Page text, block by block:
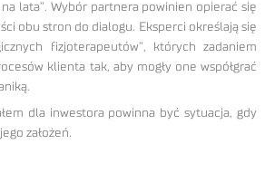
lata”. Wybór partnera powinien opierać się
obu stron do dialogu. Eksperci określają się
fizjoterapeutów”, których zadaniem
klienta tak, aby mogły one współgrać
dla inwestora powinna być sytuacja, gdy
założeń.